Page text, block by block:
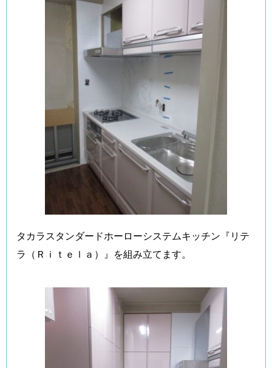
タカラスタンダードホーローシステムキッチン『リテ
ラ（Ｒｉｔｅｌａ）』を組み立てます。